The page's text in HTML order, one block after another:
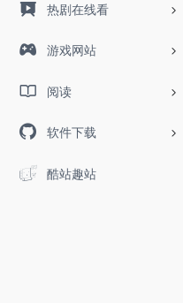
热剧在线看
游戏网站
阅读
软件下载
酷站趣站